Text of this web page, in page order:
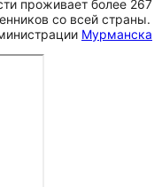
проживает более
со всей
Мурманска